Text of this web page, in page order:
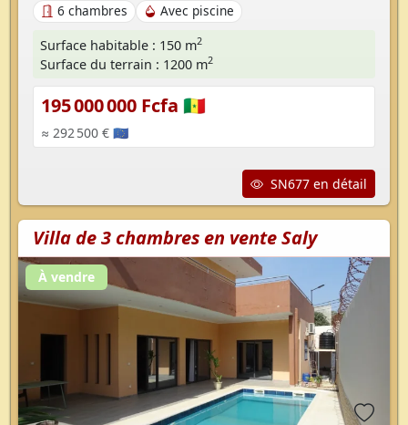
6 chambres
Avec piscine
Surface habitable : 150 m2
Surface du terrain : 1200 m2
195 000 000 Fcfa 🇸🇳
≈ 292 500 € 🇪🇺
SN677 en détail
Villa de 3 chambres en vente Saly
À vendre